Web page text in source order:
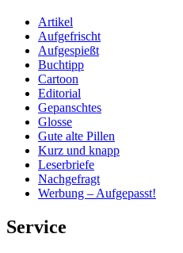
Artikel
Aufgefrischt
Aufgespießt
Buchtipp
Cartoon
Editorial
Gepanschtes
Glosse
Gute alte Pillen
Kurz und knapp
Leserbriefe
Nachgefragt
Werbung – Aufgepasst!
Service